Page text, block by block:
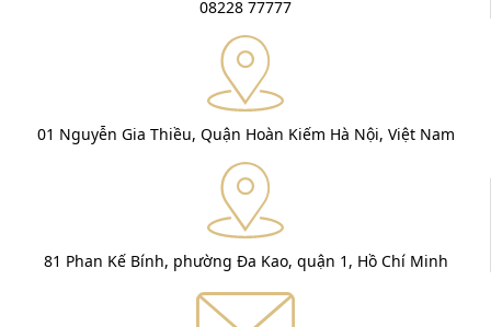
08228 77777
01 Nguyễn Gia Thiều, Quận Hoàn Kiếm Hà Nội, Việt Nam
81 Phan Kế Bính, phường Đa Kao, quận 1, Hồ Chí Minh